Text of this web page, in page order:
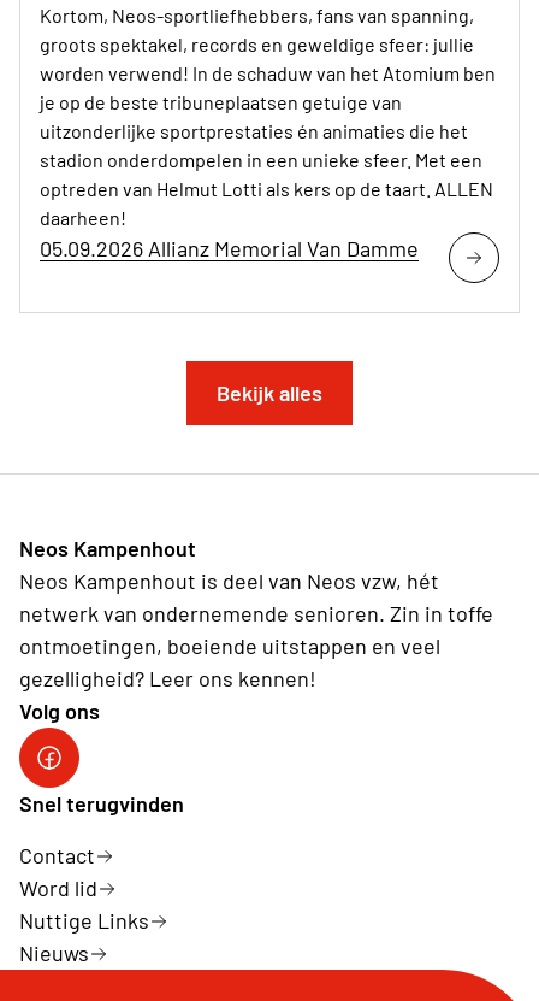
Kortom, Neos-sportliefhebbers, fans van spanning,
groots spektakel, records en geweldige sfeer: jullie
worden verwend! In de schaduw van het Atomium ben
je op de beste tribuneplaatsen getuige van
uitzonderlijke sportprestaties én animaties die het
stadion onderdompelen in een unieke sfeer. Met een
optreden van Helmut Lotti als kers op de taart. ALLEN
daarheen!
05.09.2026 Allianz Memorial Van Damme
Bekijk alles
Neos Kampenhout
Neos Kampenhout is deel van Neos vzw, hét
netwerk van ondernemende senioren. Zin in toffe
ontmoetingen, boeiende uitstappen en veel
gezelligheid? Leer ons kennen!
Volg ons
Snel terugvinden
Contact
Word lid
Nuttige Links
Nieuws